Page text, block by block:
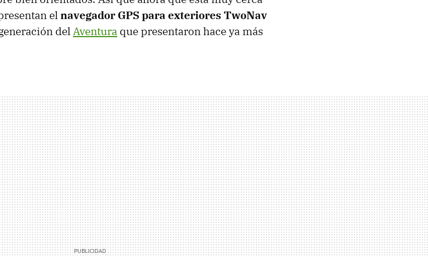
elnavegador GPSpara exteriores TwoNav
delAventura que presentaron hace ya más